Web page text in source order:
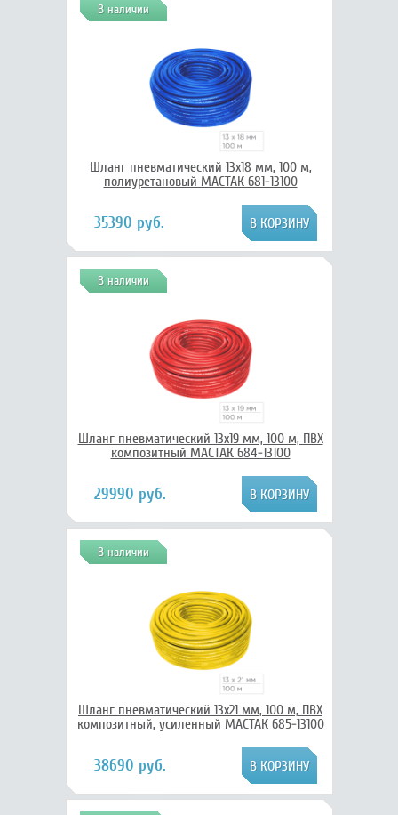
В наличии
Шланг пневматический 13х18 мм, 100 м,
полиуретановый МАСТАК 681-13100
35390 руб.
В наличии
Шланг пневматический 13х19 мм, 100 м, ПВХ
композитный МАСТАК 684-13100
29990 руб.
В наличии
Шланг пневматический 13х21 мм, 100 м, ПВХ
композитный, усиленный МАСТАК 685-13100
38690 руб.